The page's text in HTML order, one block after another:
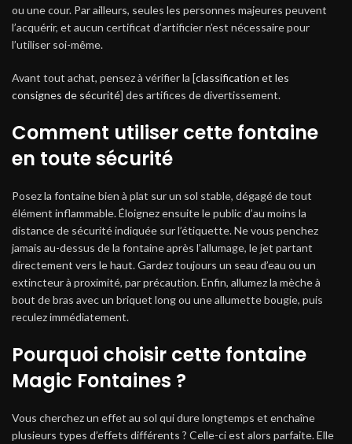
ou une cour. Par ailleurs, seules les personnes majeures peuvent
l’acquérir, et aucun certificat d’artificier n’est nécessaire pour
l’utiliser soi-même.
Avant tout achat, pensez à vérifier la [classification et les
consignes de sécurité] des artifices de divertissement.
Comment utiliser cette fontaine
en toute sécurité
Posez la fontaine bien à plat sur un sol stable, dégagé de tout
élément inflammable. Éloignez ensuite le public d’au moins la
distance de sécurité indiquée sur l’étiquette. Ne vous penchez
jamais au-dessus de la fontaine après l’allumage, le jet partant
directement vers le haut. Gardez toujours un seau d’eau ou un
extincteur à proximité, par précaution. Enfin, allumez la mèche à
bout de bras avec un briquet long ou une allumette bougie, puis
reculez immédiatement.
Pourquoi choisir cette fontaine
Magic Fontaines ?
Vous cherchez un effet au sol qui dure longtemps et enchaîne
plusieurs types d’effets différents ? Celle-ci est alors parfaite. Elle